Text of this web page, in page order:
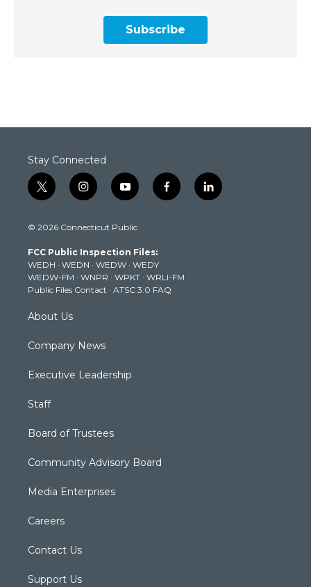
Subscribe
Stay Connected
t
w
t
e
r
i
n
t
g
r
a
m
y
o
t
b
e
f
a
k
l
i
© 2026 Connecticut Public
FCC Public Inspection Files:
WEDH · WEDN · WEDW · WEDY
WEDW-FM · WNPR · WPKT · WRLI-FM
Public Files Contact · ATSC 3.0 FAQ
About Us
Company News
Executive Leadership
Staff
Board of Trustees
Community Advisory Board
Media Enterprises
Careers
Contact Us
Support Us